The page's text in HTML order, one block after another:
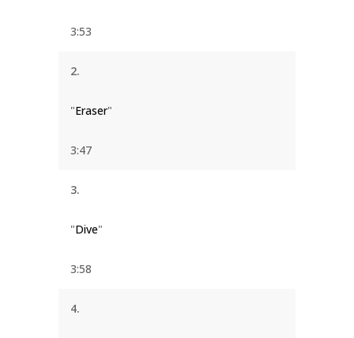
3:53
2.
"Eraser"
3:47
3.
"Dive"
3:58
4.